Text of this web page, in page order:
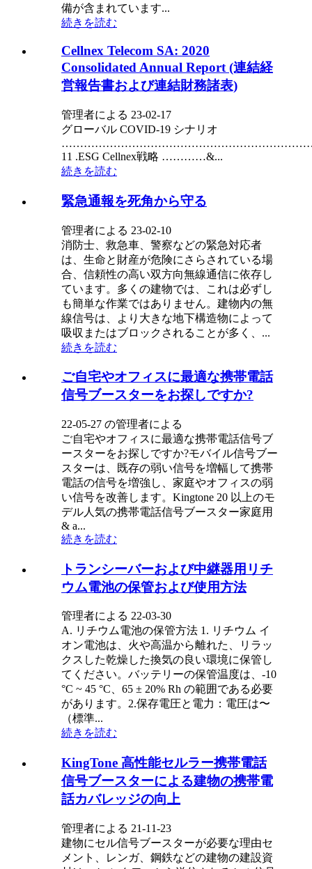
備が含まれています...
続きを読む
Cellnex Telecom SA: 2020
Consolidated Annual Report (連結経
営報告書および連結財務諸表)
管理者による 23-02-17
グローバル COVID-19 シナリオ
11 .ESG Cellnex戦略 …………&...
続きを読む
緊急通報を死角から守る
管理者による 23-02-10
消防士、救急車、警察などの緊急対応者
は、生命と財産が危険にさらされている場
合、信頼性の高い双方向無線通信に依存し
ています。多くの建物では、これは必ずし
も簡単な作業ではありません。建物内の無
線信号は、より大きな地下構造物によって
吸収またはブロックされることが多く、...
続きを読む
ご自宅やオフィスに最適な携帯電話
信号ブースターをお探しですか?
22-05-27 の管理者による
ご自宅やオフィスに最適な携帯電話信号ブ
ースターをお探しですか?モバイル信号ブー
スターは、既存の弱い信号を増幅して携帯
電話の信号を増強し、家庭やオフィスの弱
い信号を改善します。Kingtone 20 以上のモ
デル人気の携帯電話信号ブースター家庭用
& a...
続きを読む
トランシーバーおよび中継器用リチ
ウム電池の保管および使用方法
管理者による 22-03-30
A. リチウム電池の保管方法 1. リチウム イ
オン電池は、火や高温から離れた、リラッ
クスした乾燥した換気の良い環境に保管し
てください。バッテリーの保管温度は、-10
°C ~ 45 °C、65 ± 20% Rh の範囲である必要
があります。2.保存電圧と電力：電圧は〜
（標準...
続きを読む
KingTone 高性能セルラー携帯電話
信号ブースターによる建物の携帯電
話カバレッジの向上
管理者による 21-11-23
建物にセル信号ブースターが必要な理由セ
メント、レンガ、鋼鉄などの建物の建設資